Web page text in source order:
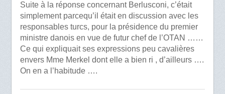
Suite à la réponse concernant Berlusconi, c’était
simplement parcequ’il était en discussion avec les
responsables turcs, pour la présidence du premier
ministre danois en vue de futur chef de l’OTAN ……
Ce qui expliquait ses expressions peu cavalières
envers Mme Merkel dont elle a bien ri , d’ailleurs ….
On en a l’habitude ….